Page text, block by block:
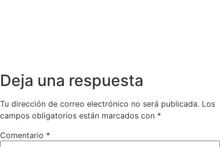
Deja una respuesta
Tu dirección de correo electrónico no será publicada. Los
campos obligatorios están marcados con *
Comentario *